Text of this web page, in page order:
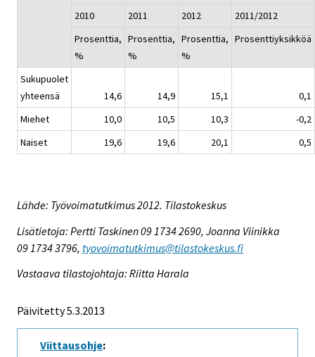
2010
2011 2012
2011/2012
Prosenttia,
%
Prosenttia,
%
Prosenttia,
%
Prosenttiyksikköä
Sukupuolet
yhteensä
14,6 14,9 15,1
0,1
Miehet
10,0 10,5 10,3
-0,2
Naiset
19,6 19,6 20,1 0,5
Lähde: Työvoimatutkimus 2012. Tilastokeskus
Lisätietoja: Pertti Taskinen 09 1734 2690, Joanna Viinikka
09 1734 3796, tyovoimatutkimus@tilastokeskus.fi
Vastaava tilastojohtaja: Riitta Harala
Päivitetty 5.3.2013
Viittausohje: